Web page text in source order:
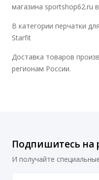
магазина sportshop62.ru
В категории перчатки
Starfit
Доставка товаров
регионам России.
Подпишитесь на
И получайте